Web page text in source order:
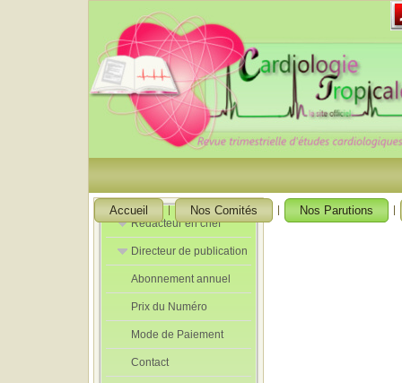
Accueil Nos Comités Nos Parutions
Rédacteur en chef
Rédacteurs en
Chef Adjoint
Directeur de publication
Directeur de
publication
adjoint
Abonnement annuel
Prix du Numéro
Mode de Paiement
Contact